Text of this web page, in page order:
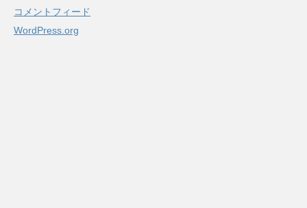
コメントフィード
WordPress.org